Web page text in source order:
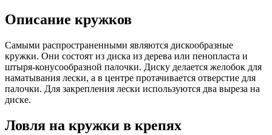
Описание кружков
Самыми распространенными являются дискообразные
кружки. Они состоят из диска из дерева или пенопласта и
штыря-конусообразной палочки. Диску делается желобок для
наматывания лески, а в центре протачивается отверстие для
палочки. Для закрепления лески используются два выреза на
диске.
Ловля на кружки в крепях